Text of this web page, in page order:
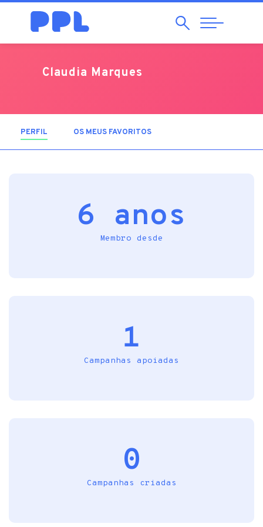
Pesquisar
Abrir
Navegação
Claudia Marques
PERFIL (SEPARADOR ATIVO)
OS MEUS FAVORITOS
6 anos
Membro desde
1
Campanhas apoiadas
0
Campanhas criadas